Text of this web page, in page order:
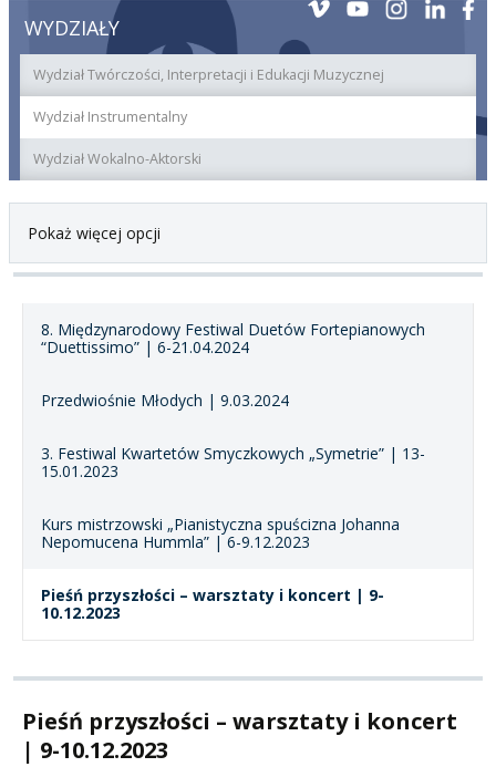
WYDZIAŁY
Wydział Twórczości, Interpretacji i Edukacji Muzycznej
Wydział Instrumentalny
Wydział Wokalno-Aktorski
Pokaż więcej opcji
8. Międzynarodowy Festiwal Duetów Fortepianowych
“Duettissimo” | 6-21.04.2024
Przedwiośnie Młodych | 9.03.2024
3. Festiwal Kwartetów Smyczkowych „Symetrie” | 13-
15.01.2023
Kurs mistrzowski „Pianistyczna spuścizna Johanna
Nepomucena Hummla” | 6-9.12.2023
Pieśń przyszłości – warsztaty i koncert | 9-
10.12.2023
Pieśń przyszłości – warsztaty i koncert
| 9-10.12.2023